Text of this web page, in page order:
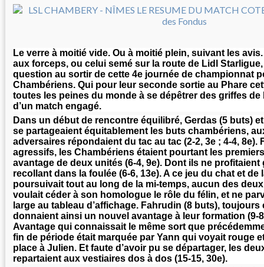
Le verre à moitié vide. Ou à moitié plein, suivant les
aux forceps, ou celui semé sur la route de Lidl
question au sortir de cette 4e journée de championnat
Chambériens. Qui pour leur seconde sortie au Phare
toutes les peines du monde à se dépêtrer des griffes de
d’un match engagé.
Dans un début de rencontre équilibré, Gerdas (5 buts)
se partageaient équitablement les buts chambériens,
adversaires répondaient du tac au tac (2-2, 3e ; 4-4, 8e).
agressifs, les Chambériens étaient pourtant les
avantage de deux unités (6-4, 9e). Dont ils ne
recollant dans la foulée (6-6, 13e). A ce jeu du chat et de
poursuivait tout au long de la mi-temps, aucun des
voulait céder à son homologue le rôle du félin, et ne
large au tableau d’affichage. Fahrudin (8 buts), toujours
donnaient ainsi un nouvel avantage à leur formation (9-
Avantage qui connaissait le même sort que
fin de période était marquée par Yann qui voyait rouge
place à Julien. Et faute d’avoir pu se départager, les
repartaient aux vestiaires dos à dos (15-15, 30e).